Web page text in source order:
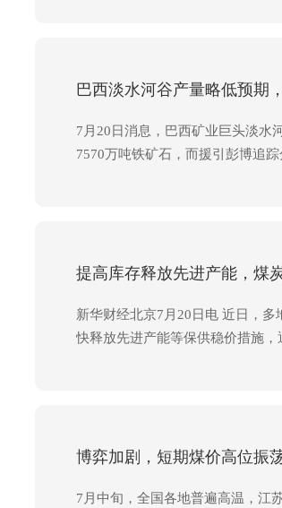
巴西淡水河谷产量略低预期
7月20日消息，巴西矿业巨头淡水
7570万吨铁矿石，而援引彭博追
提高库存释放先进产能，煤
新华财经北京7月20日电 近日，
快释放先进产能等保供稳价措施，
博弈加剧，短期煤价高位振
7月中旬，全国各地普遍高温，江